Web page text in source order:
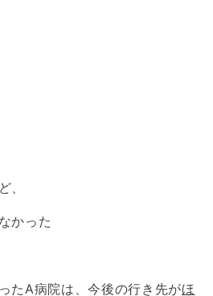
、
かった
たA病院は、今後の行き先がほ